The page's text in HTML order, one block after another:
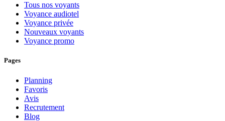
Tous nos voyants
Voyance audiotel
Voyance privée
Nouveaux voyants
Voyance promo
Pages
Planning
Favoris
Avis
Recrutement
Blog